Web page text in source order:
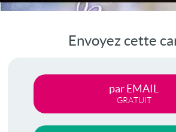
Envoyez cette
par EMAIL
GRATUIT